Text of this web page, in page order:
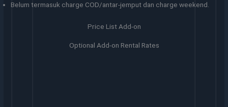
Belum termasuk charge COD/antar-jemput dan charge weekend.
Price List Add-on
Optional Add-on Rental Rates